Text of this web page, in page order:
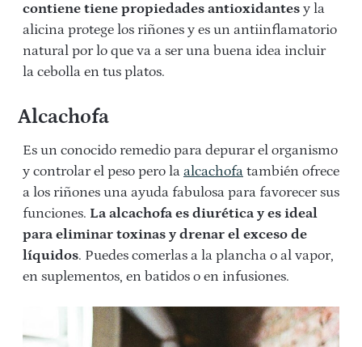
contiene tiene propiedades antioxidantes y la
alicina protege los riñones y es un antiinflamatorio
natural por lo que va a ser una buena idea incluir
la cebolla en tus platos.
Alcachofa
Es un conocido remedio para depurar el organismo
y controlar el peso pero la alcachofa también ofrece
a los riñones una ayuda fabulosa para favorecer sus
funciones. La alcachofa es diurética y es ideal
para eliminar toxinas y drenar el exceso de
líquidos. Puedes comerlas a la plancha o al vapor,
en suplementos, en batidos o en infusiones.